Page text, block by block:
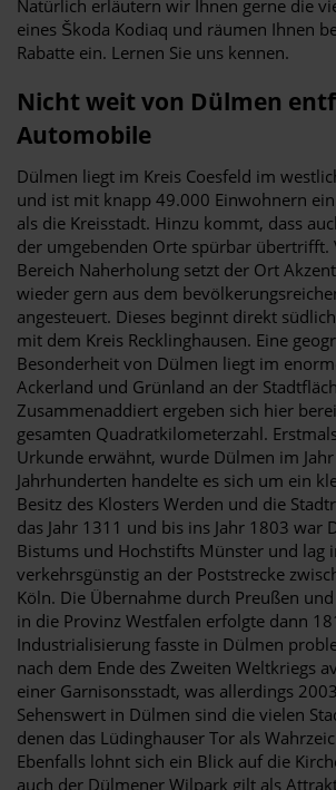
Natürlich erläutern wir Ihnen gerne die
eines Škoda Kodiaq und räumen Ihnen
Rabatte ein. Lernen Sie uns kennen.
Nicht weit von Dülmen
Automobile
Dülmen liegt im Kreis Coesfeld im
und ist mit knapp 49.000 Einwohnern
als die Kreisstadt. Hinzu kommt, dass
der umgebenden Orte spürbar übertrifft.
Bereich Naherholung setzt der Ort
wieder gern aus dem
angesteuert. Dieses beginnt direkt
mit dem Kreis Recklinghausen. Eine
Besonderheit von Dülmen liegt im
Ackerland und Grünland an der
Zusammenaddiert ergeben sich hier
gesamten Quadratkilometerzahl.
Urkunde erwähnt, wurde Dülmen im
Jahrhunderten handelte es sich um ein
Besitz des Klosters Werden und die
das Jahr 1311 und bis ins Jahr 1803 war
Bistums und Hochstifts Münster und lag
verkehrsgünstig an der Poststrecke
Köln. Die Übernahme durch Preußen
in die Provinz Westfalen erfolgte dann
Industrialisierung fasste in Dülmen
nach dem Ende des Zweiten Weltkriegs
einer Garnisonsstadt, was allerdings
Sehenswert in Dülmen sind die vielen
denen das Lüdinghauser Tor als
Ebenfalls lohnt sich ein Blick auf die
auch der Dülmener Wilpark gilt als